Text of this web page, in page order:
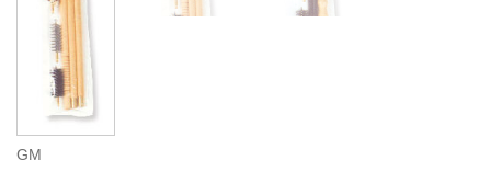
GM